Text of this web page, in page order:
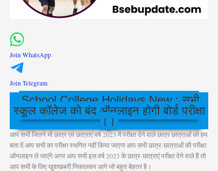
Join WhatsApp
Join Telegram
School College Holidays New : सभी
स्कूल कॉलेज को बंद ऑनलाइन होगी बोर्ड परीक्षा
।।
आप सभी जितने भी छात्र एवं छात्राएं वर्ष 2023 में परीक्षा देने वाले छात्र छात्राओं को हम
बता दें आप सभी का परीक्षा स्थगित नहीं किया जाएगा आप सभी छात्र-छात्राओं की परीक्षा
ऑनलाइन ले जाएंगे अगर आप सभी इस वर्ष 2023 के छात्र-छात्राएं परीक्षा देने वाले हैं तो
आप सभी के लिए खुशखबरी निकालकर आगे जो बहुत बेहतर है।